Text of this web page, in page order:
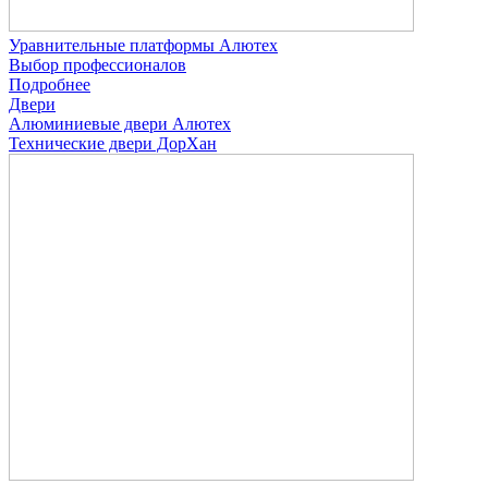
Уравнительные платформы Алютех
Выбор профессионалов
Подробнее
Двери
Алюминиевые двери Алютех
Технические двери ДорХан